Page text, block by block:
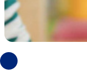
Photos
précédentes